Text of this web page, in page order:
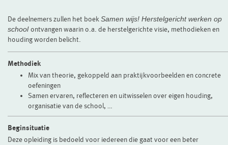
De deelnemers zullen het boek Samen wijs! Herstelgericht werken op
schoolontvangen waarin o.a. de herstelgerichte visie, methodieken en
houding worden belicht.
Methodiek
Mix van theorie, gekoppeld aan praktijkvoorbeelden en concrete
oefeningen
Samen ervaren, reflecteren en uitwisselen over eigen houding,
organisatie van de school, …
Beginsituatie
Deze opleiding is bedoeld voor iedereen die gaat voor een beter